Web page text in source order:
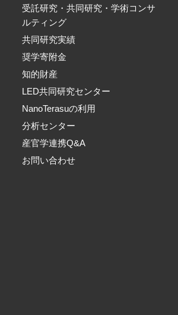
受託研究・共同研究・学術コンサ
ルティング
共同研究実績
奨学寄附金
知的財産
LED共同研究センター
NanoTerasuの利用
分析センター
産官学連携Q&A
お問い合わせ